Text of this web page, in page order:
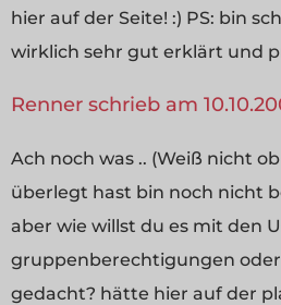
hier auf der Seite! :) PS: bin
wirklich sehr gut erklärt und
Renner schrieb am
Ach noch was .. (Weiß nicht
überlegt hast bin noch nicht
aber wie willst du es mit den
gruppenberechtigungen
gedacht? hätte hier auf der